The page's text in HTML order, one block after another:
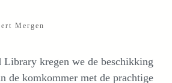
Mergen
Library kregen we de beschikking
de komkommer met de prachtige